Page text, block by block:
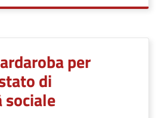
per
di